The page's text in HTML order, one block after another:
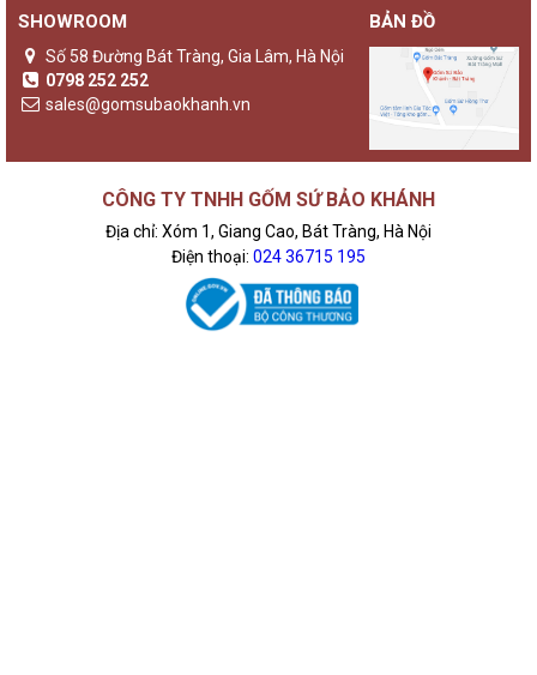
Sự khác biệt của đèn gốm Bảo Khánh với các loại đèn ngủ
khác
Không chỉ là một sản phẩm đèn ngủ thông thường,đèn gốm
Bảo Khánhluôn là những sản phẩm độc bản, lưu giữ giá trị
truyền thống và nghệ thuật được ve vuốt trên tường đường
cong nét vẽ.
Là sự lưu giữ truyền thống theo hơi thở hiện đại
gì đó cũ kỹ, cổ lỗ; gắn tới những hoài niệm xưa xới đôi bàn tay
Tuy nhiên với Bảo Khánh, gốm sứ vừa là truyền thống, vừa là
tương lai khi có thể đưa danh tiếng người Việt vang danh châu
SHOWROOM
Số 58 Đường Bát Tràng, Gia Lâm, Hà Nội
0798 252 252
sales@gomsubaokhanh.vn
BẢN ĐỒ
CÔNG TY TNHH GỐM SỨ BẢO KHÁNH
Địa chỉ: Xóm 1, Giang Cao, Bát Tràng, Hà Nội
Điện thoại: 024 36715 195